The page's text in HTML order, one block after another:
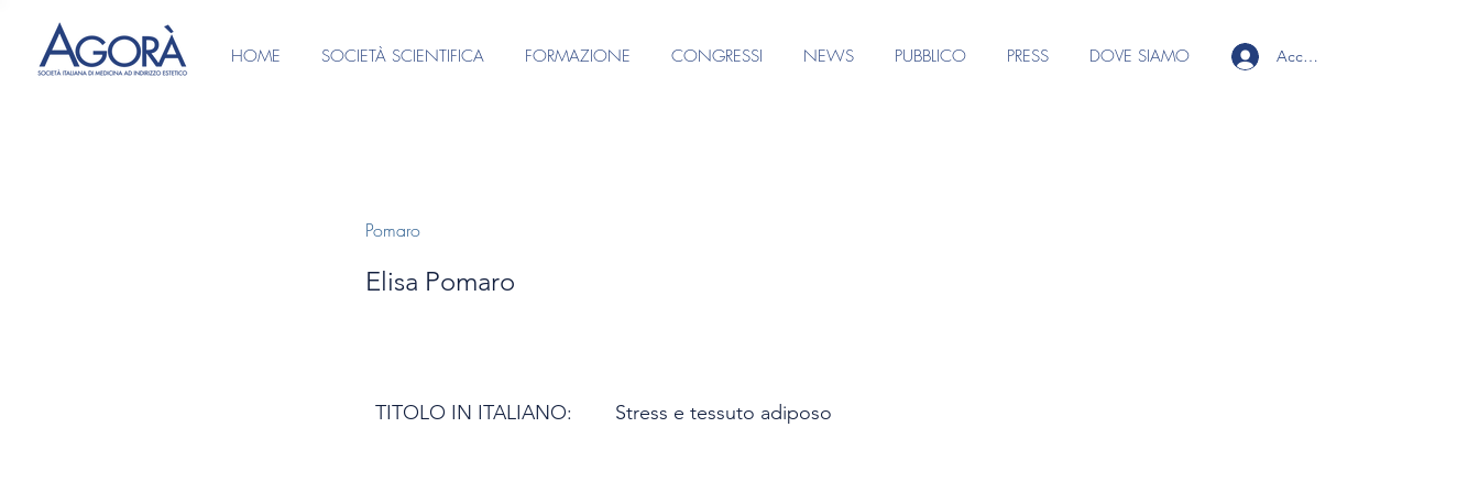
HOME SOCIETÀ SCIENTIFICA FORMAZIONE CONGRESSI NEWS PUBBLICO PRESS DOVE SIAMO Accedi
Pomaro
Elisa Pomaro
TITOLO IN ITALIANO: Stress e tessuto adiposo